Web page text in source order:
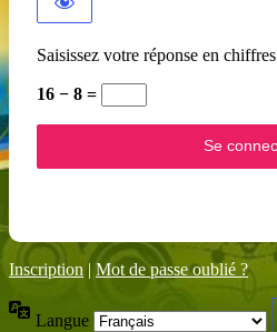
Saisissez votre réponse en chiffres
16 − 8 =
Inscription | Mot de passe oublié ?
Langue